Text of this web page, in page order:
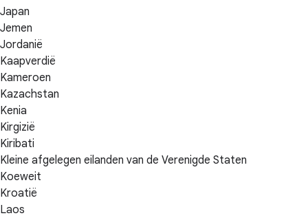
Japan
Jemen
Jordanië
Kaapverdië
Kameroen
Kazachstan
Kenia
Kirgizië
Kiribati
Kleine afgelegen eilanden van de Verenigde Staten
Koeweit
Kroatië
Laos